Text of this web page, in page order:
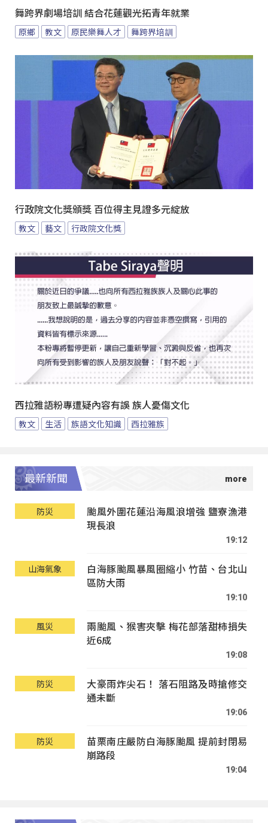
舞跨界劇場培訓 結合花蓮觀光拓青年就業
原鄉 教文 原民樂舞人才 舞跨界培訓
行政院文化獎頒獎 百位得主見證多元綻放
教文 藝文 行政院文化獎
西拉雅語粉專遭疑內容有誤 族人憂傷文化
教文 生活 族語文化知識 西拉雅族
最新新聞
防災
颱風外圍花蓮沿海風浪增強 鹽寮漁港
現長浪
19:12
山海氣象
白海豚颱風暴風圈縮小 竹苗、台北山
區防大雨
19:10
風災
兩颱風、猴害夾擊 梅花部落甜柿損失
近6成
19:08
防災
大豪雨炸尖石！ 落石阻路及時搶修交
通未斷
19:06
防災
苗栗南庄嚴防白海豚颱風 提前封閉易
崩路段
19:04